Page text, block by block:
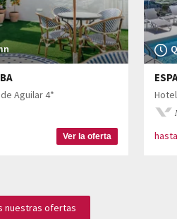
Aguilar 4*
Ver la oferta hasta
nuestras ofertas